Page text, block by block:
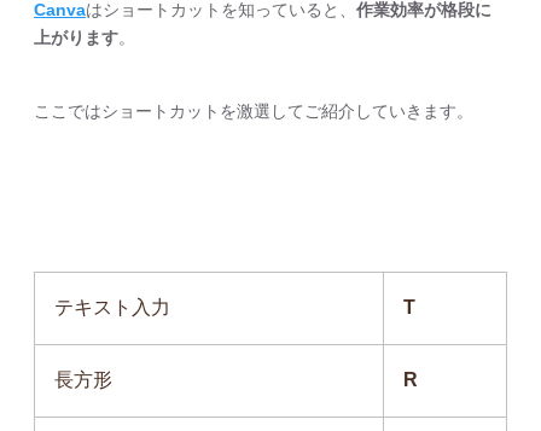
Canvaはショートカットを知っていると、 作業効率が格段に
上がります。
ここではショートカットを激選してご紹介していきます。
テキスト入力 T
長方形 R